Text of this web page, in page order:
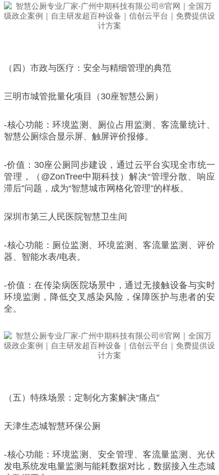
（四）市政与医疗：安全与精细管理的典范
三明市城管批量化项目（30座智慧公厕）
-核心功能：环境监测、厕位占用监测、客流量统计、
智慧公厕综合显示屏、触屏评价报修。
-价值：30座公厕同步建设，通过云平台实现全市统一
管理，（@ZonTree中期科技）解决“管理分散、响应
滞后”问题，成为“智慧城市网格化管理”的样板。
深圳市第三人民医院智慧卫生间
-核心功能：厕位监测、环境监测、客流量监测、评价
器、智能水表/电表。
-价值：在传染病医院场景中，通过无接触设备与实时
环境监测，降低交叉感染风险，保障医护与患者的安
全。
（五）特殊场景：定制化方案解决“痛点”
天津生态城智慧环保公厕
-核心功能：环境监测、安全管理、客流量监测、光伏
发电系统发电量监测与能耗数据对比，数据接入生态城